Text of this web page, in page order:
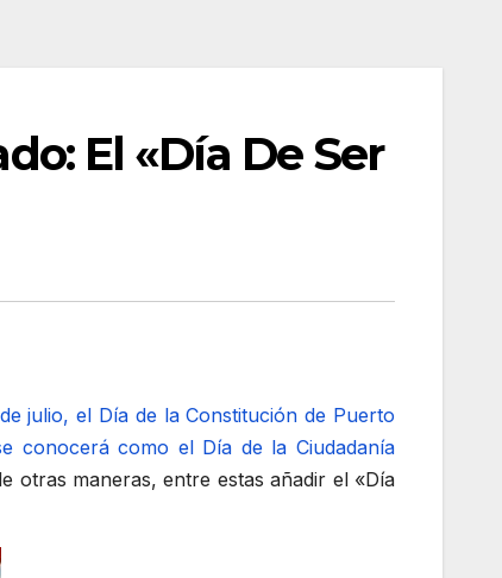
El «Día De Ser
julio, el Día de la Constitución de Puerto
conocerá como el Día de la Ciudadanía
otras maneras, entre estas añadir el «Día